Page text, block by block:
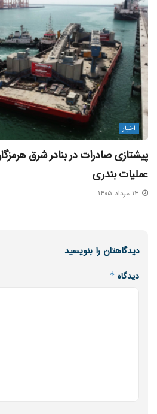
اخبار
پیشتازی صادرات در بنادر شرق
عملیات بندری
دیدگاهتان را بنویسید
دیدگاه *